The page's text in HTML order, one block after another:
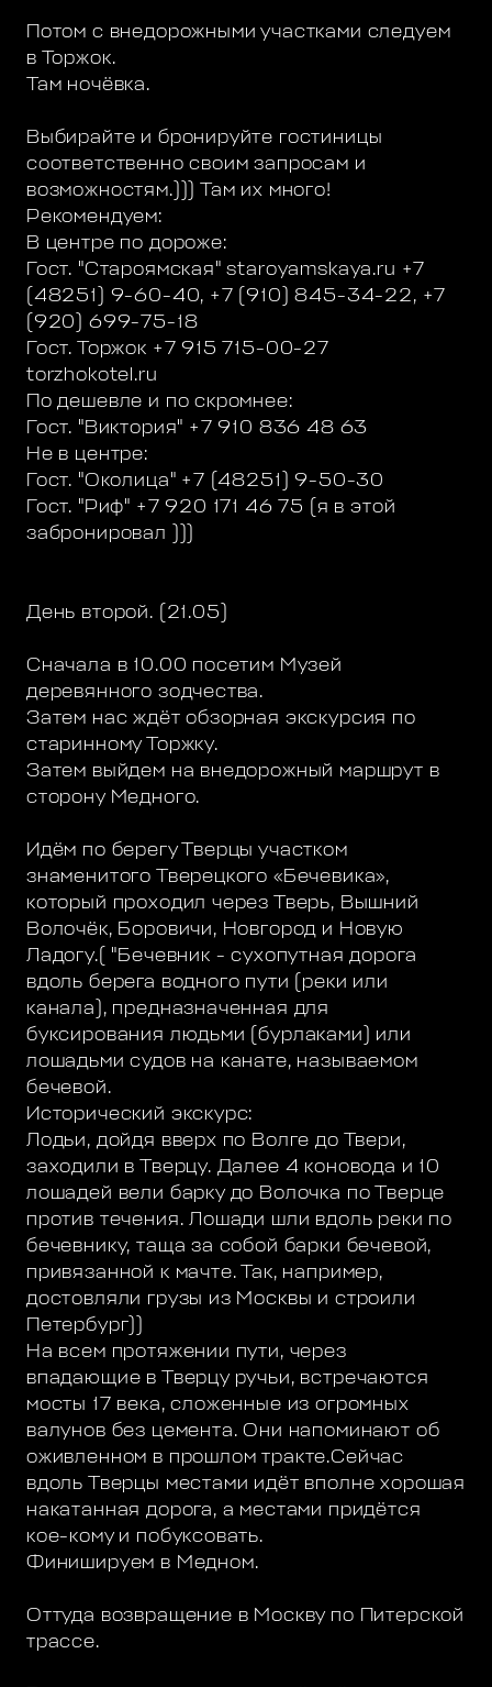
Потом с внедорожными участками следуем
в Торжок.
Там ночёвка.
Выбирайте и бронируйте гостиницы
соответственно своим запросам и
возможностям.))) Там их много!
Рекомендуем:
В центре по дороже:
Гост. "Староямская" staroyamskaya.ru +7
(48251) 9-60-40, +7 (910) 845-34-22, +7
(920) 699-75-18
Гост. Торжок +7 915 715-00-27
torzhokotel.ru
По дешевле и по скромнее:
Гост. "Виктория" +7 910 836 48 63
Не в центре:
Гост. "Околица" +7 (48251) 9-50-30
Гост. "Риф" +7 920 171 46 75 (я в этой
забронировал )))
День второй. (21.05)
Сначала в 10.00 посетим Музей
деревянного зодчества.
Затем нас ждёт обзорная экскурсия по
старинному Торжку.
Затем выйдем на внедорожный маршрут в
сторону Медного.
Идём по берегу Тверцы участком
знаменитого Тверецкого «Бечевика»,
который проходил через Тверь, Вышний
Волочёк, Боровичи, Новгород и Новую
Ладогу.( "Бечевник - сухопутная дорога
вдоль берега водного пути (реки или
канала), предназначенная для
буксирования людьми (бурлаками) или
лошадьми судов на канате, называемом
бечевой.
Исторический экскурс:
Лодьи, дойдя вверх по Волге до Твери,
заходили в Тверцу. Далее 4 коновода и 10
лошадей вели барку до Волочка по Тверце
против течения. Лошади шли вдоль реки по
бечевнику, таща за собой барки бечевой,
привязанной к мачте. Так, например,
достовляли грузы из Москвы и строили
Петербург))
На всем протяжении пути, через
впадающие в Тверцу ручьи, встречаются
мосты 17 века, сложенные из огромных
валунов без цемента. Они напоминают об
оживленном в прошлом тракте.Сейчас
вдоль Тверцы местами идёт вполне хорошая
накатанная дорога, а местами придётся
кое-кому и побуксовать.
Финишируем в Медном.
Оттуда возвращение в Москву по Питерской
трассе.